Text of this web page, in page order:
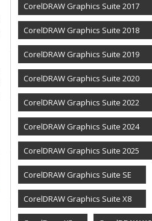
CorelDRAW Graphics Suite 2017
CorelDRAW Graphics Suite 2018
CorelDRAW Graphics Suite 2019
CorelDRAW Graphics Suite 2020
CorelDRAW Graphics Suite 2022
CorelDRAW Graphics Suite 2024
CorelDRAW Graphics Suite 2025
CorelDRAW Graphics Suite SE
CorelDRAW Graphics Suite X8